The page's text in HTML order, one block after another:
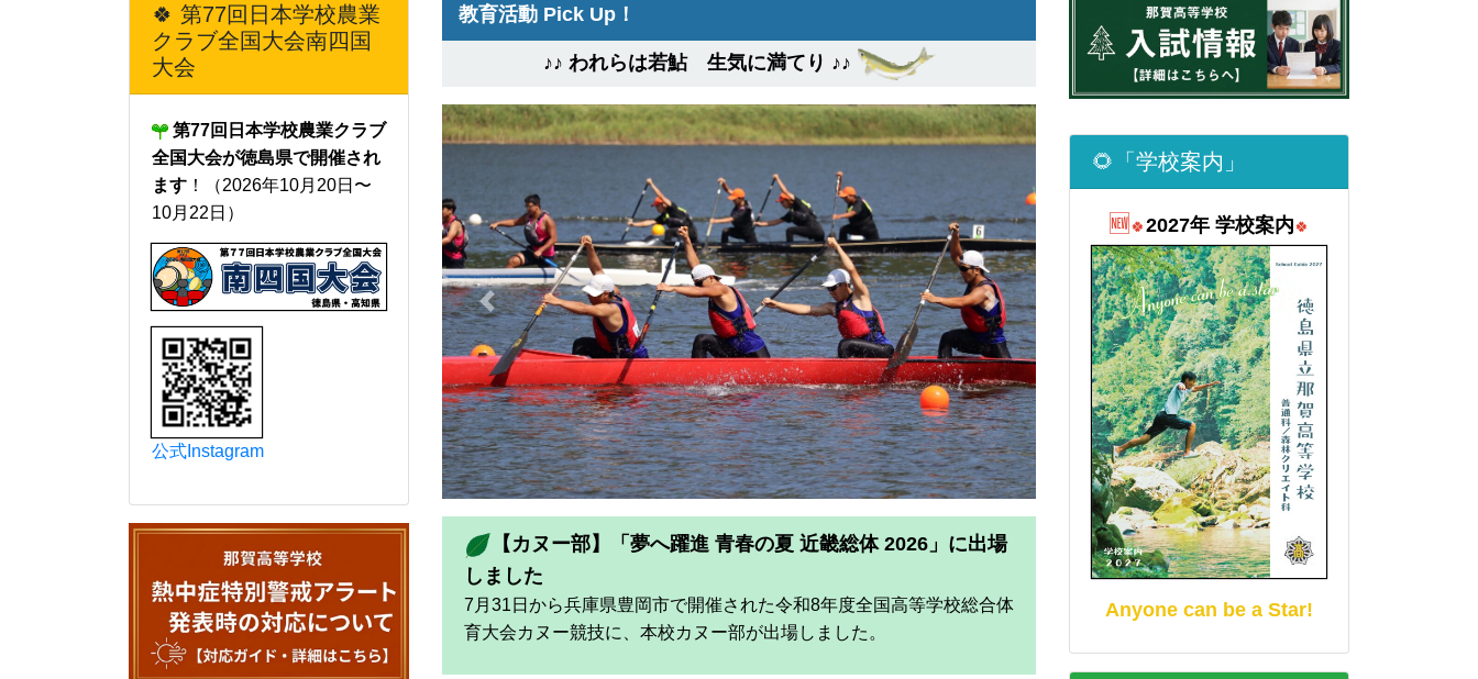
🍀 第77回日本学校農業
クラブ全国大会南四国
大会
第77回日本学校農業クラブ
全国大会が徳島県で開催され
ます ！（2026年10月20日〜
10月22日）
公式Instagram
教育活動 Pick Up！
♪♪ われらは若鮎 生気に満てり ♪♪
Previous Next
【カヌー部】「夢へ躍進 青春の夏 近畿総体 2026」に出場
7月31日から兵庫県豊岡市で開催された令和8年度全国高等学校総合体
育大会カヌー競技に、本校カヌー部が出場しました。
新着情報
RSS2.0
2026/08/05
【カヌー部】「夢へ躍進 青春の夏 近畿総体 2026」に出場しました
2026/08/03
2026/07/30
【エシカルクラブ】茶葉天日干し
2026/07/30
🌻「学校案内」
🆕 🍀 2027年 学校案内🍀
Anyone can be a Star!